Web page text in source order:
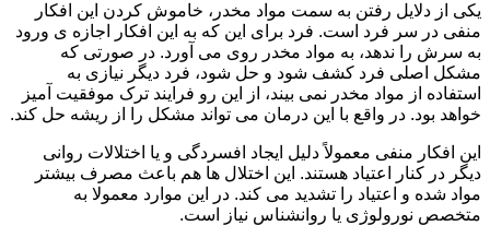
یکی از دلایل رفتن به سمت مواد مخدر، خاموش کردن این افکار
منفی در سر فرد است. فرد برای این که به این افکار اجازه ی ورود
به سرش را ندهد، به مواد مخدر روی می آورد. در صورتی که
مشکل اصلی فرد کشف شود و حل شود، فرد دیگر نیازی به
استفاده از مواد مخدر نمی بیند، از این رو فرایند ترک موفقیت آمیز
خواهد بود. در واقع با این درمان می تواند مشکل را از ریشه حل کند.
این افکار منفی معمولاً دلیل ایجاد افسردگی و یا اختلالات روانی
دیگر در کنار اعتیاد هستند. این اختلال ها هم باعث مصرف بیشتر
مواد شده و اعتیاد را تشدید می کند. در این موارد معمولا به
متخصص نورولوژی یا روانشناس نیاز است.